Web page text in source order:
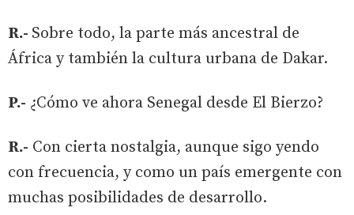
R.- Sobre todo, la parte más ancestral de
África y también la cultura urbana de Dakar.
P.- ¿Cómo ve ahora Senegal desde El Bierzo?
R.- Con cierta nostalgia, aunque sigo yendo
con frecuencia, y como un país emergente con
muchas posibilidades de desarrollo.